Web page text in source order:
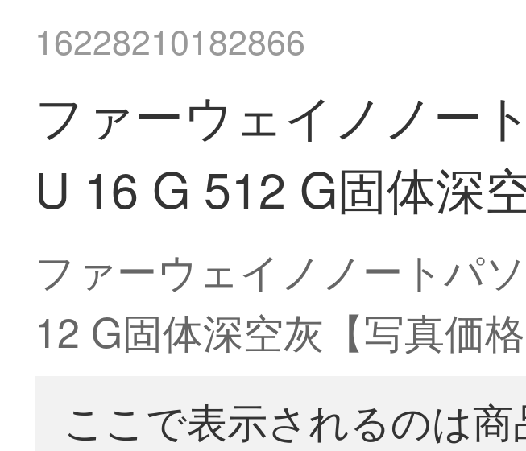
16228210182866
ファーウェイノノー
U 16 G 512 G固体深
ファーウェイノノートパ
12 G固体深空灰【写真価
ここで表示されるのは